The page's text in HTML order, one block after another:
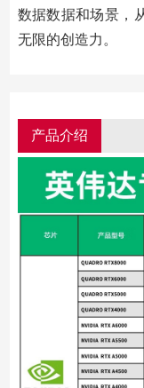
数据数据和场景，
无限的创造力。
产品介绍